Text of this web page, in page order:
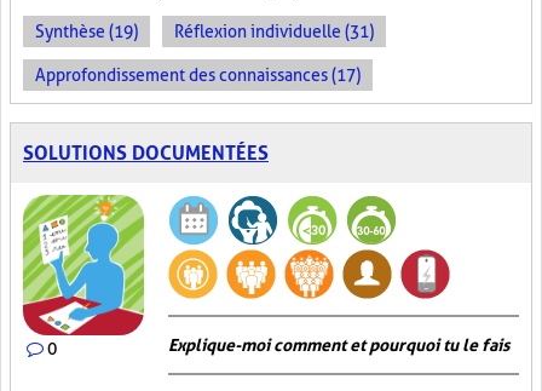
Synthèse (19) Réflexion individuelle (31)
Approfondissement des connaissances (17)
SOLUTIONS DOCUMENTÉES
0 Explique-moi comment et pourquoi tu le fais